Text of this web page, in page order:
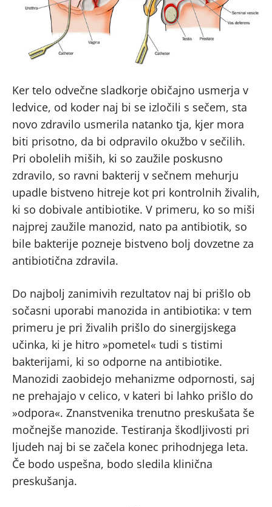
Ker telo odvečne sladkorje običajno usmerja v
ledvice, od koder naj bi se izločili s sečem, sta
novo zdravilo usmerila natanko tja, kjer mora
biti prisotno, da bi odpravilo okužbo v sečilih.
Pri obolelih miših, ki so zaužile poskusno
zdravilo, so ravni bakterij v sečnem mehurju
upadle bistveno hitreje kot pri kontrolnih živalih,
ki so dobivale antibiotike. V primeru, ko so miši
najprej zaužile manozid, nato pa antibiotik, so
bile bakterije pozneje bistveno bolj dovzetne za
antibiotična zdravila.
Do najbolj zanimivih rezultatov naj bi prišlo ob
sočasni uporabi manozida in antibiotika: v tem
primeru je pri živalih prišlo do sinergijskega
učinka, ki je hitro »pometel« tudi s tistimi
bakterijami, ki so odporne na antibiotike.
Manozidi zaobidejo mehanizme odpornosti, saj
ne prehajajo v celico, v kateri bi lahko prišlo do
»odpora«. Znanstvenika trenutno preskušata še
močnejše manozide. Testiranja škodljivosti pri
ljudeh naj bi se začela konec prihodnjega leta.
Če bodo uspešna, bodo sledila klinična
preskušanja.